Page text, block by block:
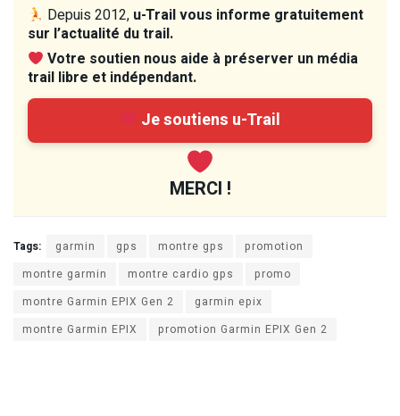
Depuis 2012, u-Trail vous informe gratuitement
sur l’actualité du trail.
Votre soutien nous aide à préserver un média
trail libre et indépendant.
Je soutiens u-Trail
MERCI !
Tags: garmin gps montre gps
promotion
montre garmin
montre cardio gps
promo
montre Garmin EPIX Gen 2
garmin epix
montre Garmin EPIX
promotion Garmin EPIX Gen 2